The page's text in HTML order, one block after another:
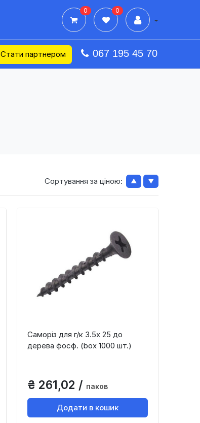
0 0
Стати партнером 067 195 45 70
Сортування за ціною: ▲ ▼
Саморіз для г/к 3.5х 25 до
дерева фосф. (box 1000 шт.)
₴ 261,02 / паков
Додати в кошик